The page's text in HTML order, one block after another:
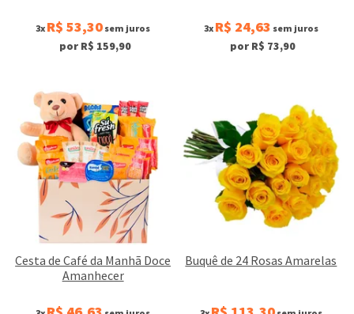
3x R$ 53,30 sem juros
por R$ 159,90
3x R$ 24,63 sem juros
por R$ 73,90
Cesta de Café da Manhã Doce
Amanhecer
Buquê de 24 Rosas Amarelas